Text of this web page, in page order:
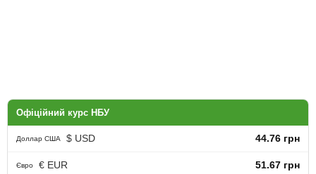
Офіційний курс НБУ
Доллар США $ USD 44.76 грн
Євро € EUR 51.67 грн